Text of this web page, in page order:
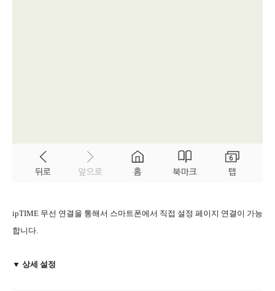
ipTIME 무선 연결을 통해서 스마트폰에서 직접 설정 페이지 연결이 가능
합니다.
▼ 상세 설정